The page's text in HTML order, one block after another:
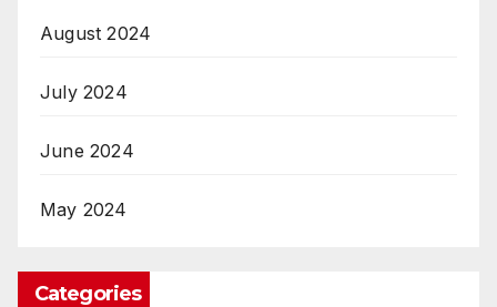
August 2024
July 2024
June 2024
May 2024
Categories